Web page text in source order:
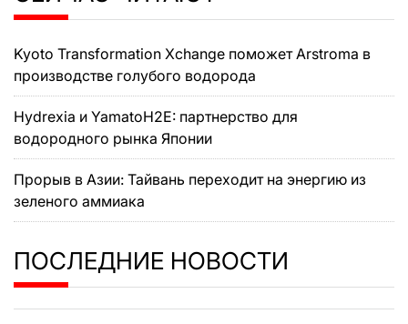
Kyoto Transformation Xchange поможет Arstroma в
производстве голубого водорода
Hydrexia и YamatoH2E: партнерство для
водородного рынка Японии
Прорыв в Азии: Тайвань переходит на энергию из
зеленого аммиака
ПОСЛЕДНИЕ НОВОСТИ